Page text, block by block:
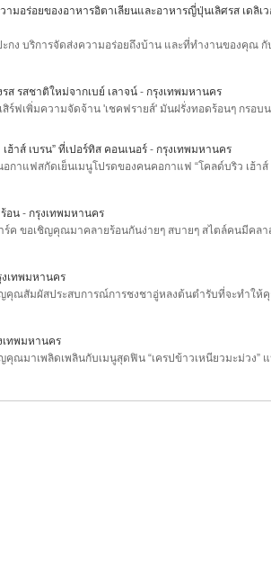
มอร่อยของอาหารอิตาเลียนและอาหารญี่ปุ่นเลิศรส เดลิเว
กง บริการจัดส่งความอร่อยถึงบ้าน และที่ทำงานของคุณ
ส รสชาติใหม่จากเบย์ เลาจน์- กรุงเทพมหานคร
สิร์ฟเพิ่มความจัดจ้าน 'เชคฟรายส์' มันฝรั่งทอดร้อนๆ กรอบน
าส์ เบรน” ที่เปอร์ทิส คอนเนอร์- กรุงเทพมหานคร
อกาแฟสกัดเย็นเมนูโปรดของคนคอกาแฟ “โคลด์บริว เฮ้าส์
อน- กรุงเทพมหานคร
ร์ค ขอเชิญคุณมาคลายร้อนกันง่ายๆ สบายๆ สไตล์คนมีคลา
งเทพมหานคร
ญคุณสัมผัสประสบการณ์การชงชาอู่หลงต้นตำรับที่จะทำให้
เทพมหานคร
คุณมาเพลิดเพลินกับเมนูสุดฟิน “เครปข้าวเหนียวมะม่วง” แ